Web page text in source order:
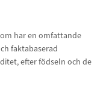
har en omfattande
faktabaserad
efter födseln och de